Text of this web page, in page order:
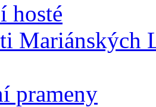
hosté
Mariánských
prameny